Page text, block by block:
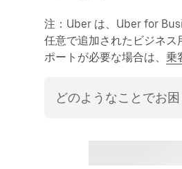
注 ：Uber は、Uber for
任意で追加されたビジネ
ポートが必要な場合は、 乗